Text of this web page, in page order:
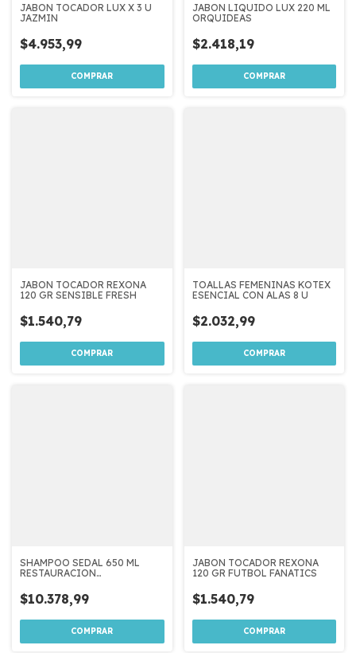
JABON TOCADOR LUX X 3 U
JAZMIN
$4.953,99
JABON LIQUIDO LUX 220 ML
ORQUIDEAS
$2.418,19
JABON TOCADOR REXONA
120 GR SENSIBLE FRESH
$1.540,79
TOALLAS FEMENINAS KOTEX
ESENCIAL CON ALAS 8 U
$2.032,99
SHAMPOO SEDAL 650 ML
RESTAURACION
$10.378,99
JABON TOCADOR REXONA
120 GR FUTBOL FANATICS
$1.540,79